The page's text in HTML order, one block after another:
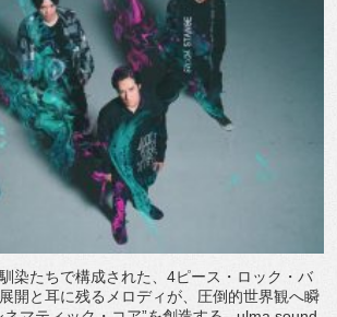
染たちで構成された、4ピース・ロック・バ
開と耳に残るメロディが、圧倒的世界観へ瞬